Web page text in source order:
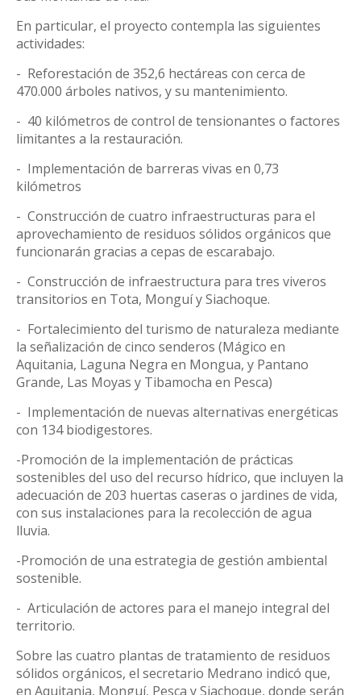
En particular, el proyecto contempla las siguientes
actividades:
- Reforestación de 352,6 hectáreas con cerca de
470.000 árboles nativos, y su mantenimiento.
- 40 kilómetros de control de tensionantes o factores
limitantes a la restauración.
- Implementación de barreras vivas en 0,73
kilómetros
- Construcción de cuatro infraestructuras para el
aprovechamiento de residuos sólidos orgánicos que
funcionarán gracias a cepas de escarabajo.
- Construcción de infraestructura para tres viveros
transitorios en Tota, Monguí y Siachoque.
- Fortalecimiento del turismo de naturaleza mediante
la señalización de cinco senderos (Mágico en
Aquitania, Laguna Negra en Mongua, y Pantano
Grande, Las Moyas y Tibamocha en Pesca)
- Implementación de nuevas alternativas energéticas
con 134 biodigestores.
-Promoción de la implementación de prácticas
sostenibles del uso del recurso hídrico, que incluyen la
adecuación de 203 huertas caseras o jardines de vida,
con sus instalaciones para la recolección de agua
lluvia.
-Promoción de una estrategia de gestión ambiental
sostenible.
- Articulación de actores para el manejo integral del
territorio.
Sobre las cuatro plantas de tratamiento de residuos
sólidos orgánicos, el secretario Medrano indicó que,
en Aquitania, Monguí, Pesca y Siachoque, donde serán